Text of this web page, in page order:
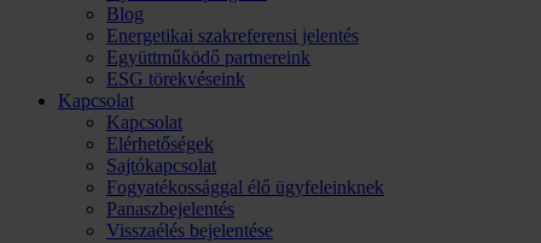
Blog
Energetikai szakreferensi jelentés
Együttműködő partnereink
ESG törekvéseink
Kapcsolat
Kapcsolat
Elérhetőségek
Sajtókapcsolat
Fogyatékossággal élő ügyfeleinknek
Panaszbejelentés
Visszaélés bejelentése